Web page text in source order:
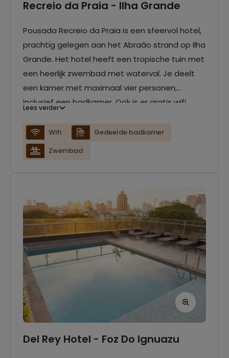
Recreio da Praia - Ilha Grande
Pousada Recreio da Praia is een sfeervol hotel,
prachtig gelegen aan het Abraão strand op Ilha
Grande. Het hotel heeft een tropische tuin met
een heerlijk zwembad met waterval. Je deelt
een kamer met maximaal vier personen,
inclusief een badkamer. Ook is er gratis wifi
Lees verder
Wifi
Gedeelde badkamer
Zwembad
Del Rey Hotel - Foz Do Ignuazu